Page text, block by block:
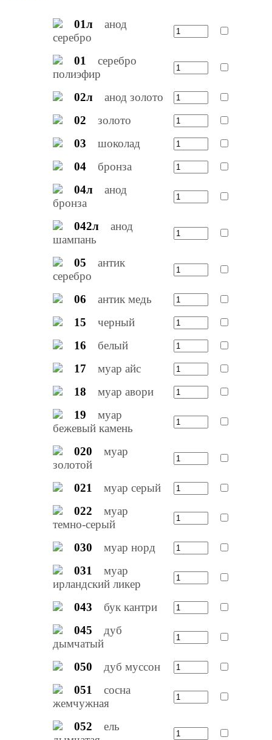
01л
анод
серебро
01
серебро
полиэфир
02л
анод золото
02
золото
03
шоколад
04
бронза
04л
анод
бронза
042л
анод
шампань
05
антик
серебро
06
антик медь
15
черный
16
белый
17
муар айс
18
муар авори
19
муар
бежевый камень
020
муар
золотой
021
муар серый
022
муар
темно-серый
030
муар норд
031
муар
ирландский ликер
043
бук кантри
045
дуб
дымчатый
050
дуб муссон
051
сосна
жемчужная
052
ель